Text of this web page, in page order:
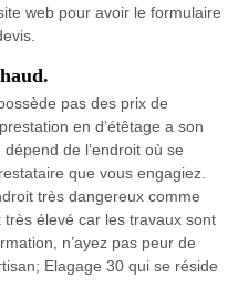
web pour avoir le formulaire
pas des prix de
en d’étêtage a son
de l’endroit où se
que vous engagiez.
très dangereux comme
élevé car les travaux sont
n’ayez pas peur de
Elagage 30 qui se réside